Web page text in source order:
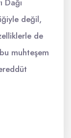
Dağı
değil,
de
muhteşem